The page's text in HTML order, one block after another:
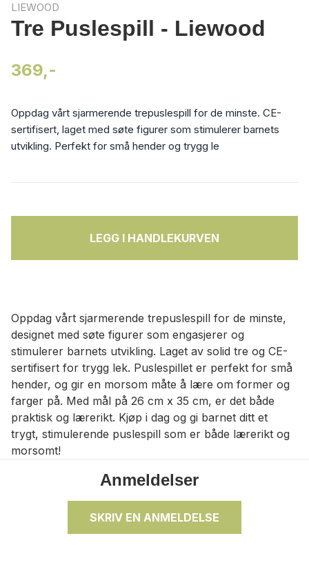
LIEWOOD
Tre Puslespill - Liewood
369,-
Oppdag vårt sjarmerende trepuslespill for de minste. CE-
sertifisert, laget med søte figurer som stimulerer barnets
utvikling. Perfekt for små hender og trygg le
LEGG I HANDLEKURVEN
Oppdag vårt sjarmerende trepuslespill for de minste,
designet med søte figurer som engasjerer og
stimulerer barnets utvikling. Laget av solid tre og CE-
sertifisert for trygg lek. Puslespillet er perfekt for små
hender, og gir en morsom måte å lære om former og
farger på. Med mål på 26 cm x 35 cm, er det både
praktisk og lærerikt. Kjøp i dag og gi barnet ditt et
trygt, stimulerende puslespill som er både lærerikt og
morsomt!
Anmeldelser
SKRIV EN ANMELDELSE